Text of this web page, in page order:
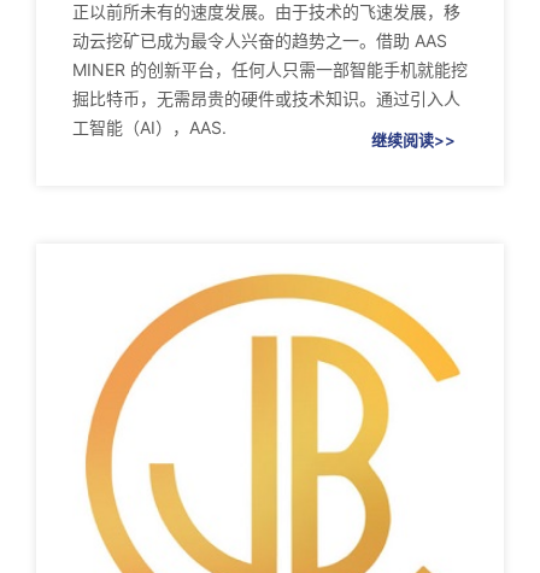
正以前所未有的速度发展。由于技术的飞速发展，移
动云挖矿已成为最令人兴奋的趋势之一。借助 AAS
MINER 的创新平台，任何人只需一部智能手机就能挖
掘比特币，无需昂贵的硬件或技术知识。通过引入人
工智能（AI），AAS.
继续阅读>>